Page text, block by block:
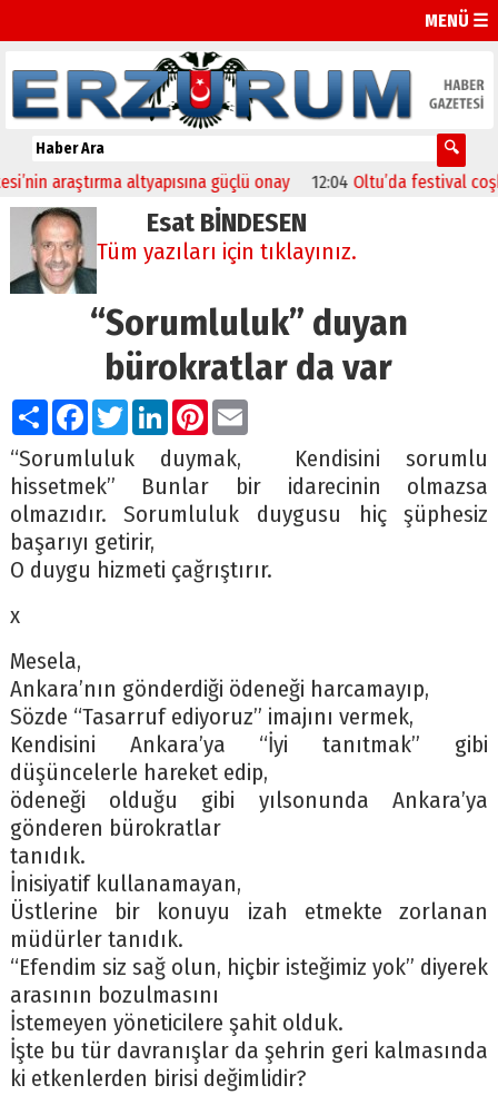
MENÜ ☰
araştırma altyapısına güçlü onay 12:04 Oltu’da festival
Esat BİNDESEN
Tüm yazıları için tıklayınız.
“Sorumluluk” duyan
bürokratlar da var
PaylaşFacebook
TwitterLinkedIn
Pinterest
Email
“Sorumluluk duymak, Kendisini sorumlu
hissetmek” Bunlar bir idarecinin olmazsa
olmazıdır. Sorumluluk duygusu hiç şüphesiz
başarıyı getirir,
O duygu hizmeti çağrıştırır.
x
Mesela,
Ankara’nın gönderdiği ödeneği harcamayıp,
Sözde “Tasarruf ediyoruz” imajını vermek,
Kendisini Ankara’ya “İyi tanıtmak” gibi
düşüncelerle hareket edip,
ödeneği olduğu gibi yılsonunda Ankara’ya
gönderen bürokratlar
tanıdık.
İnisiyatif kullanamayan,
Üstlerine bir konuyu izah etmekte zorlanan
müdürler tanıdık.
“Efendim siz sağ olun, hiçbir isteğimiz yok” diyerek
arasının bozulmasını
İstemeyen yöneticilere şahit olduk.
İşte bu tür davranışlar da şehrin geri kalmasında
ki etkenlerden birisi değimlidir?